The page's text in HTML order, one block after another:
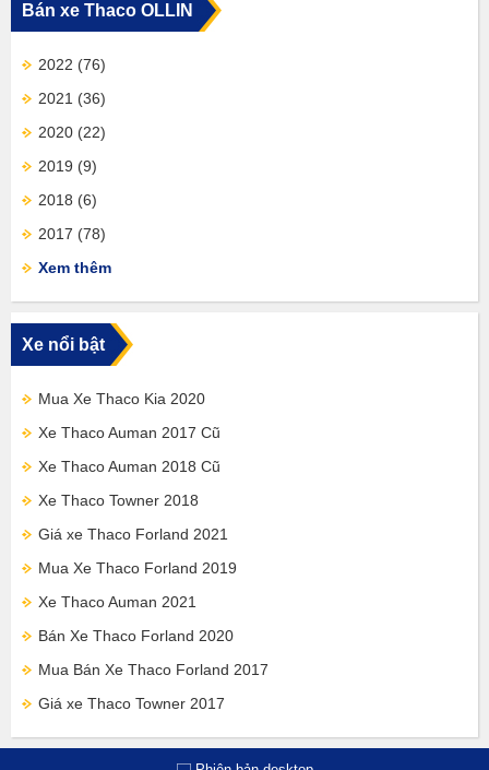
Bán xe Thaco OLLIN
2022 (76)
2021 (36)
2020 (22)
2019 (9)
2018 (6)
2017 (78)
Xem thêm
Xe nổi bật
Mua Xe Thaco Kia 2020
Xe Thaco Auman 2017 Cũ
Xe Thaco Auman 2018 Cũ
Xe Thaco Towner 2018
Giá xe Thaco Forland 2021
Mua Xe Thaco Forland 2019
Xe Thaco Auman 2021
Bán Xe Thaco Forland 2020
Mua Bán Xe Thaco Forland 2017
Giá xe Thaco Towner 2017